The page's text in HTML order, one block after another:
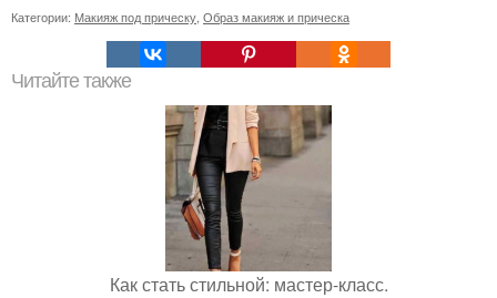
Категории: Макияж под прическу Образ макияж и прическа
Читайте также
Как стать стильной: мастер-класс.